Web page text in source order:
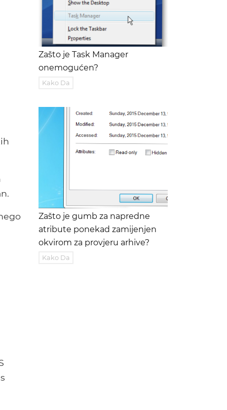
Zašto je Task Manager
onemogućen?
Kako Da
Zašto je gumb za napredne
atribute ponekad zamijenjen
okvirom za provjeru arhive?
Kako Da